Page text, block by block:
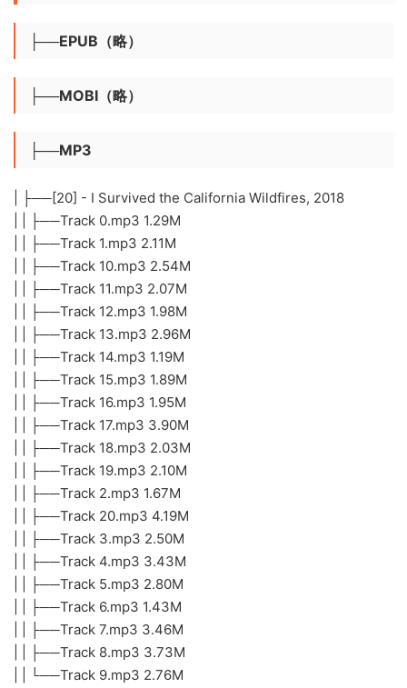
├──EPUB（略）
├──MOBI（略）
├──MP3
| ├──[20] - I Survived the California Wildfires, 2018
| | ├──Track 0.mp3 1.29M
| | ├──Track 1.mp3 2.11M
| | ├──Track 10.mp3 2.54M
| | ├──Track 11.mp3 2.07M
| | ├──Track 12.mp3 1.98M
| | ├──Track 13.mp3 2.96M
| | ├──Track 14.mp3 1.19M
| | ├──Track 15.mp3 1.89M
| | ├──Track 16.mp3 1.95M
| | ├──Track 17.mp3 3.90M
| | ├──Track 18.mp3 2.03M
| | ├──Track 19.mp3 2.10M
| | ├──Track 2.mp3 1.67M
| | ├──Track 20.mp3 4.19M
| | ├──Track 3.mp3 2.50M
| | ├──Track 4.mp3 3.43M
| | ├──Track 5.mp3 2.80M
| | ├──Track 6.mp3 1.43M
| | ├──Track 7.mp3 3.46M
| | ├──Track 8.mp3 3.73M
| | └──Track 9.mp3 2.76M